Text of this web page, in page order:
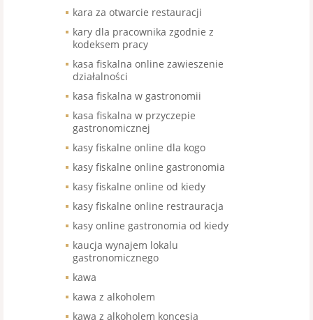
kara za otwarcie restauracji
kary dla pracownika zgodnie z
kodeksem pracy
kasa fiskalna online zawieszenie
działalności
kasa fiskalna w gastronomii
kasa fiskalna w przyczepie
gastronomicznej
kasy fiskalne online dla kogo
kasy fiskalne online gastronomia
kasy fiskalne online od kiedy
kasy fiskalne online restrauracja
kasy online gastronomia od kiedy
kaucja wynajem lokalu
gastronomicznego
kawa
kawa z alkoholem
kawa z alkoholem koncesja